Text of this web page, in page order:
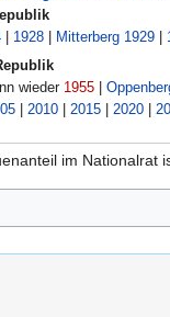
| 1928 | Mitterberg 1929 |
wieder 1955|
| 2010| 2015| 2020|
im Nationalrat